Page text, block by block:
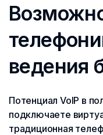
ведения
Потенциал VoIP в
подключаете
традиционная